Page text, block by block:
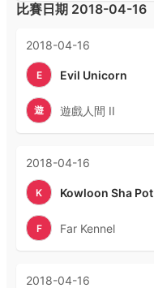
比賽日期 2018-04-16
2018-04-16
E Evil Unicorn
遊 遊戲人間 II
2018-04-16
K Kowloon Sha Pot
F Far Kennel
2018-04-16